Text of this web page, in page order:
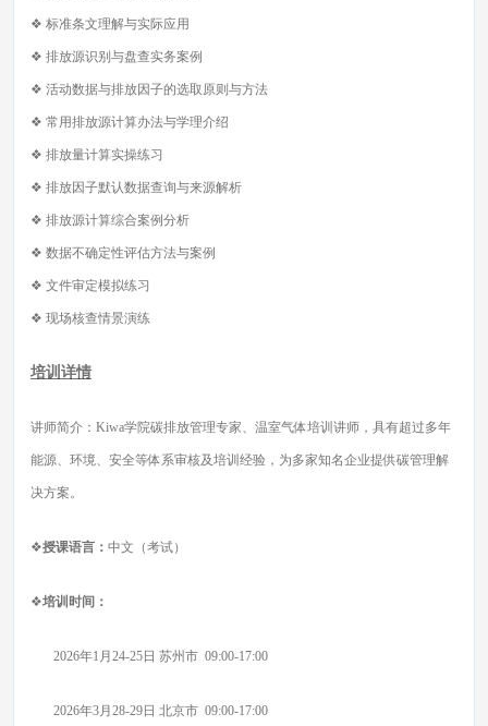
❖ 标准条文理解与实际应用
❖ 排放源识别与盘查实务案例
❖ 活动数据与排放因子的选取原则与方法
❖ 常用排放源计算办法与学理介绍
❖ 排放量计算实操练习
❖ 排放因子默认数据查询与来源解析
❖ 排放源计算综合案例分析
❖ 数据不确定性评估方法与案例
❖ 文件审定模拟练习
❖ 现场核查情景演练
培训详情
讲师简介：Kiwa学院碳排放管理专家、温室气体培训讲师，具有超过多年
能源、环境、安全等体系审核及培训经验，为多家知名企业提供碳管理解
决方案。
❖授课语言： 中文（考试）
❖培训时间：
2026年1月24-25日 苏州市 09:00-17:00
2026年3月28-29日 北京市 09:00-17:00